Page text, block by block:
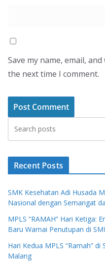
Save my name, email,
the next time I comment.
Recent Posts
SMK Kesehatan Adi Husada
Nasional dengan Semangat
MPLS “RAMAH” Hari Ketiga:
Baru Warnai Penutupan di
Hari Kedua MPLS “Ramah”
Malang